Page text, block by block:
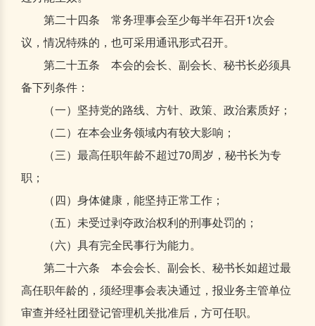
第二十四条 常务理事会至少每半年召开1次会
议，情况特殊的，也可采用通讯形式召开。
第二十五条 本会的会长、副会长、秘书长必须具
备下列条件：
（一）坚持党的路线、方针、政策、政治素质好；
（二）在本会业务领域内有较大影响；
（三）最高任职年龄不超过70周岁，秘书长为专
职；
（四）身体健康，能坚持正常工作；
（五）未受过剥夺政治权利的刑事处罚的；
（六）具有完全民事行为能力。
第二十六条 本会会长、副会长、秘书长如超过最
高任职年龄的，须经理事会表决通过，报业务主管单位
审查并经社团登记管理机关批准后，方可任职。